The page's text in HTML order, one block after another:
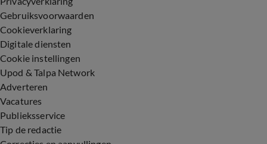
Gebruiksvoorwaarden
Cookieverklaring
Digitale diensten
Cookie instellingen
Upod & Talpa Network
Adverteren
Vacatures
Publieksservice
Tip de redactie